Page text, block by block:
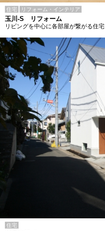
住宅 リフォーム・インテリア
玉川-S リフォーム
リビングを中心に各部屋が繋がる住宅
住宅